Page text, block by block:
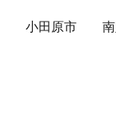
小田原市